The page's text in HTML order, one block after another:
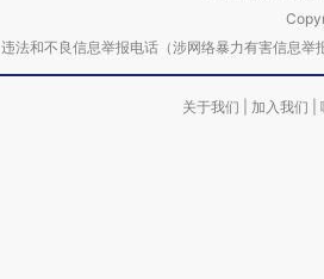
违法和不良信息举报电话（涉网络暴力有害信息
关于我们 加入我们